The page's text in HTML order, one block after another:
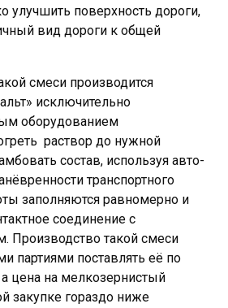
улучшить поверхность дороги,
вид дороги к общей
смеси производится
исключительно
оборудованием
раствор до нужной
состав, используя авто-
транспортного
заполняются равномерно и
соединение с
Производство такой смеси
партиями поставлять её по
а цена на мелкозернистый
закупке гораздо ниже